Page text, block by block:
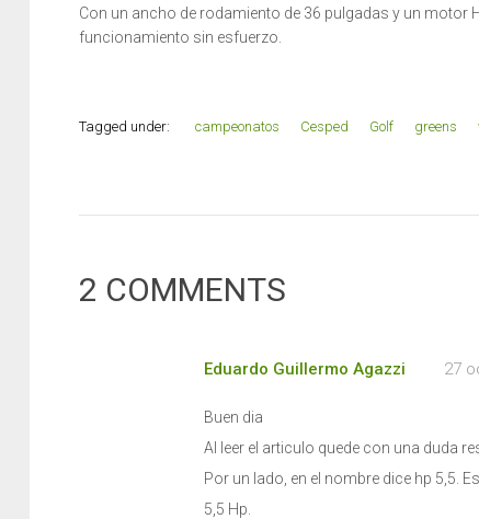
Con un ancho de rodamiento de 36 pulgadas y un motor
funcionamiento sin esfuerzo.
Tagged under: campeonatos Cesped Golf greens
2 COMMENTS
Eduardo Guillermo Agazzi 27
Buen dia
Al leer el articulo quede con una duda
Por un lado, en el nombre dice hp 5,5.
5,5 Hp.